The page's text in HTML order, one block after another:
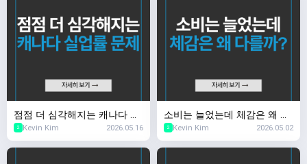
점점 더 심각해지는 캐나다 실
업률 문제
2 Kevin Kim 2026.05.16
소비는 늘었는데 체감은 왜 다
를까?
2 Kevin Kim 2026.05.02